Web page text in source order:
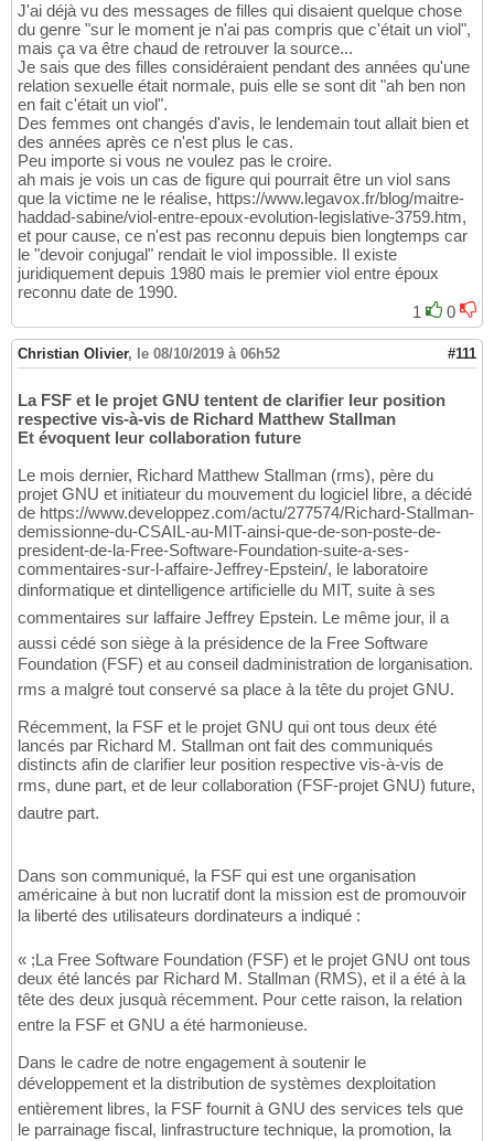
J'ai déjà vu des messages de filles qui disaient quelque chose
du genre "sur le moment je n'ai pas compris que c'était un viol",
mais ça va être chaud de retrouver la source...
Je sais que des filles considéraient pendant des années qu'une
relation sexuelle était normale, puis elle se sont dit "ah ben non
en fait c'était un viol".
Des femmes ont changés d'avis, le lendemain tout allait bien et
des années après ce n'est plus le cas.
Peu importe si vous ne voulez pas le croire.
ah mais je vois un cas de figure qui pourrait être un viol sans
que la victime ne le réalise, https://www.legavox.fr/blog/maitre-
haddad-sabine/viol-entre-epoux-evolution-legislative-3759.htm,
et pour cause, ce n'est pas reconnu depuis bien longtemps car
le "devoir conjugal" rendait le viol impossible. Il existe
juridiquement depuis 1980 mais le premier viol entre époux
reconnu date de 1990.
1
0
Christian Olivier, le 08/10/2019 à 06h52 #111
La FSF et le projet GNU tentent de clarifier leur position
respective vis-à-vis de Richard Matthew Stallman
Et évoquent leur collaboration future
Le mois dernier, Richard Matthew Stallman (rms), père du
projet GNU et initiateur du mouvement du logiciel libre, a décidé
de https://www.developpez.com/actu/277574/Richard-Stallman-
demissionne-du-CSAIL-au-MIT-ainsi-que-de-son-poste-de-
president-de-la-Free-Software-Foundation-suite-a-ses-
commentaires-sur-l-affaire-Jeffrey-Epstein/, le laboratoire
dinformatique et dintelligence artificielle du MIT, suite à ses
commentaires sur laffaire Jeffrey Epstein. Le même jour, il a
aussi cédé son siège à la présidence de la Free Software
Foundation (FSF) et au conseil dadministration de lorganisation.
rms a malgré tout conservé sa place à la tête du projet GNU.
Récemment, la FSF et le projet GNU qui ont tous deux été
lancés par Richard M. Stallman ont fait des communiqués
distincts afin de clarifier leur position respective vis-à-vis de
rms, dune part, et de leur collaboration (FSF-projet GNU) future,
dautre part.
Dans son communiqué, la FSF qui est une organisation
américaine à but non lucratif dont la mission est de promouvoir
la liberté des utilisateurs dordinateurs a indiqué :
« ;La Free Software Foundation (FSF) et le projet GNU ont tous
deux été lancés par Richard M. Stallman (RMS), et il a été à la
tête des deux jusquà récemment. Pour cette raison, la relation
entre la FSF et GNU a été harmonieuse.
Dans le cadre de notre engagement à soutenir le
développement et la distribution de systèmes dexploitation
entièrement libres, la FSF fournit à GNU des services tels que
le parrainage fiscal, linfrastructure technique, la promotion, la